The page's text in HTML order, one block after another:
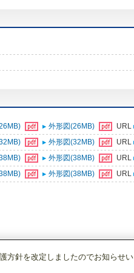
外形図(26MB) URL
外形図(32MB) URL
外形図(38MB) URL
外形図(38MB) URL
方針を改定しましたのでお知らせい